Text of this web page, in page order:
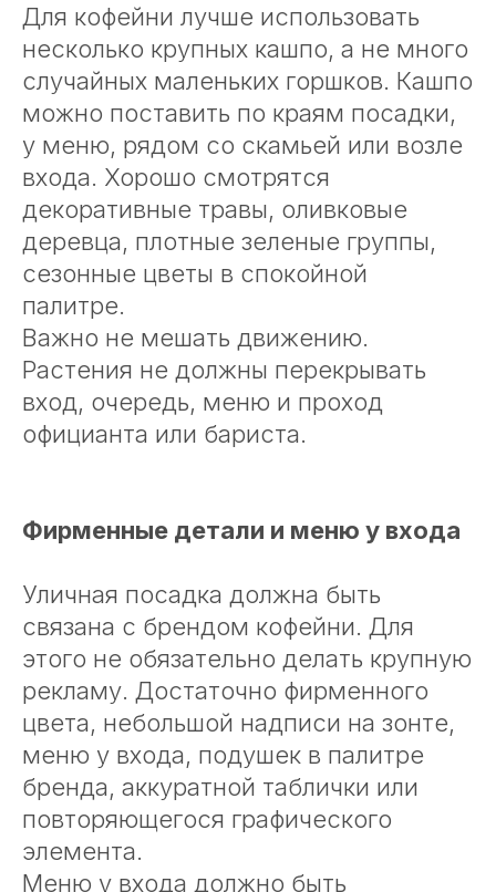
Для кофейни лучше использовать
несколько крупных кашпо, а не много
случайных маленьких горшков. Кашпо
можно поставить по краям посадки,
у меню, рядом со скамьей или возле
входа. Хорошо смотрятся
декоративные травы, оливковые
деревца, плотные зеленые группы,
сезонные цветы в спокойной
палитре.
Важно не мешать движению.
Растения не должны перекрывать
вход, очередь, меню и проход
официанта или бариста.
Фирменные детали и меню у входа
Уличная посадка должна быть
связана с брендом кофейни. Для
этого не обязательно делать крупную
рекламу. Достаточно фирменного
цвета, небольшой надписи на зонте,
меню у входа, подушек в палитре
бренда, аккуратной таблички или
повторяющегося графического
элемента.
Меню у входа должно быть